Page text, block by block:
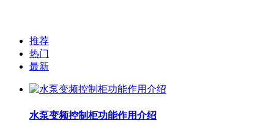
推荐
热门
最新
水泵变频控制柜功能作用介绍